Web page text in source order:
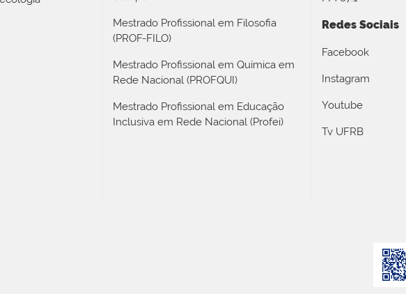
Mestrado Profissional em Filosofia
(PROF-FILO)
Mestrado Profissional em Química em
Rede Nacional (PROFQUI)
Mestrado Profissional em Educação
Inclusiva em Rede Nacional (Profei)
Redes Sociais
Facebook
Instagram
Youtube
Tv UFRB